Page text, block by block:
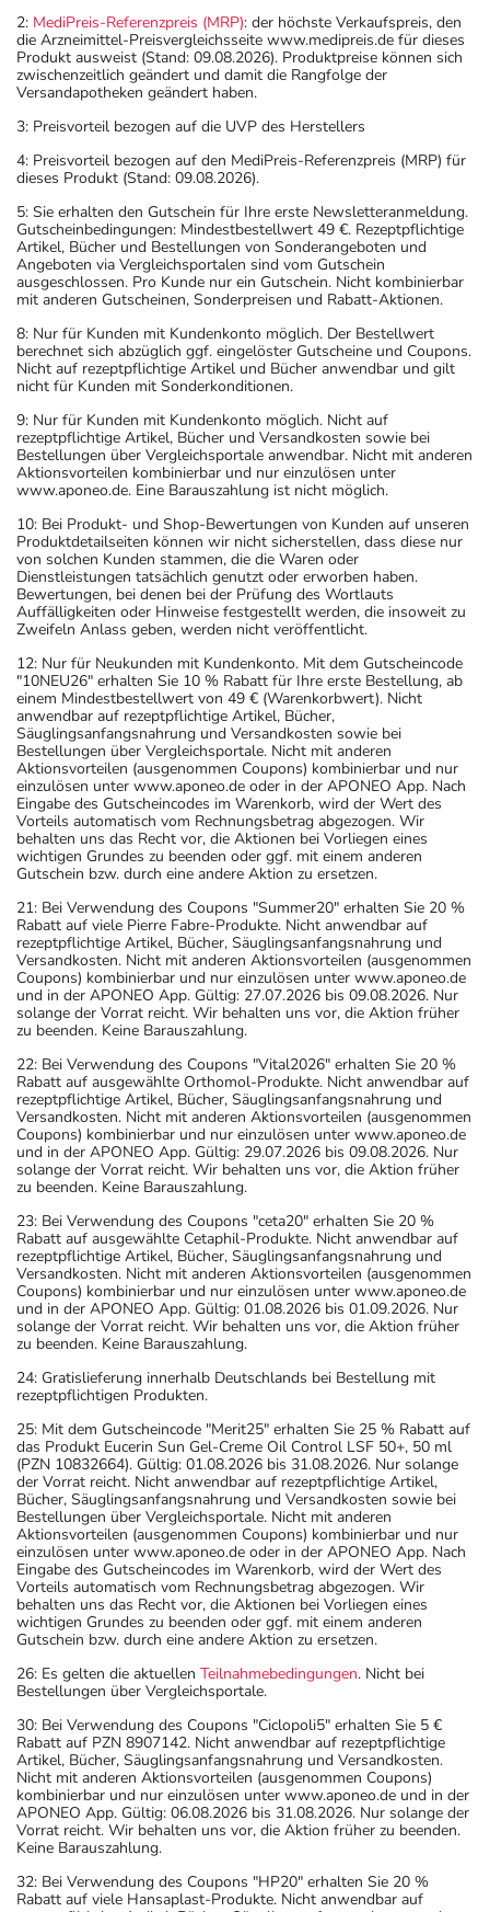
2: MediPreis-Referenzpreis (MRP): der höchste Verkaufspreis, den
die Arzneimittel-Preisvergleichsseite www.medipreis.de für dieses
Produkt ausweist (Stand: 09.08.2026). Produktpreise können sich
zwischenzeitlich geändert und damit die Rangfolge der
Versandapotheken geändert haben.
3: Preisvorteil bezogen auf die UVP des Herstellers
4: Preisvorteil bezogen auf den MediPreis-Referenzpreis (MRP) für
dieses Produkt (Stand: 09.08.2026).
5: Sie erhalten den Gutschein für Ihre erste Newsletteranmeldung.
Gutscheinbedingungen: Mindestbestellwert 49 €. Rezeptpflichtige
Artikel, Bücher und Bestellungen von Sonderangeboten und
Angeboten via Vergleichsportalen sind vom Gutschein
ausgeschlossen. Pro Kunde nur ein Gutschein. Nicht kombinierbar
mit anderen Gutscheinen, Sonderpreisen und Rabatt-Aktionen.
8: Nur für Kunden mit Kundenkonto möglich. Der Bestellwert
berechnet sich abzüglich ggf. eingelöster Gutscheine und Coupons.
Nicht auf rezeptpflichtige Artikel und Bücher anwendbar und gilt
nicht für Kunden mit Sonderkonditionen.
9: Nur für Kunden mit Kundenkonto möglich. Nicht auf
rezeptpflichtige Artikel, Bücher und Versandkosten sowie bei
Bestellungen über Vergleichsportale anwendbar. Nicht mit anderen
Aktionsvorteilen kombinierbar und nur einzulösen unter
www.aponeo.de. Eine Barauszahlung ist nicht möglich.
10: Bei Produkt- und Shop-Bewertungen von Kunden auf unseren
Produktdetailseiten können wir nicht sicherstellen, dass diese nur
von solchen Kunden stammen, die die Waren oder
Dienstleistungen tatsächlich genutzt oder erworben haben.
Bewertungen, bei denen bei der Prüfung des Wortlauts
Auffälligkeiten oder Hinweise festgestellt werden, die insoweit zu
Zweifeln Anlass geben, werden nicht veröffentlicht.
12: Nur für Neukunden mit Kundenkonto. Mit dem Gutscheincode
"10NEU26" erhalten Sie 10 % Rabatt für Ihre erste Bestellung, ab
einem Mindestbestellwert von 49 € (Warenkorbwert). Nicht
anwendbar auf rezeptpflichtige Artikel, Bücher,
Säuglingsanfangsnahrung und Versandkosten sowie bei
Bestellungen über Vergleichsportale. Nicht mit anderen
Aktionsvorteilen (ausgenommen Coupons) kombinierbar und nur
einzulösen unter www.aponeo.de oder in der APONEO App. Nach
Eingabe des Gutscheincodes im Warenkorb, wird der Wert des
Vorteils automatisch vom Rechnungsbetrag abgezogen. Wir
behalten uns das Recht vor, die Aktionen bei Vorliegen eines
wichtigen Grundes zu beenden oder ggf. mit einem anderen
Gutschein bzw. durch eine andere Aktion zu ersetzen.
21: Bei Verwendung des Coupons "Summer20" erhalten Sie 20 %
Rabatt auf viele Pierre Fabre-Produkte. Nicht anwendbar auf
rezeptpflichtige Artikel, Bücher, Säuglingsanfangsnahrung und
Versandkosten. Nicht mit anderen Aktionsvorteilen (ausgenommen
Coupons) kombinierbar und nur einzulösen unter www.aponeo.de
und in der APONEO App. Gültig: 27.07.2026 bis 09.08.2026. Nur
solange der Vorrat reicht. Wir behalten uns vor, die Aktion früher
zu beenden. Keine Barauszahlung.
22: Bei Verwendung des Coupons "Vital2026" erhalten Sie 20 %
Rabatt auf ausgewählte Orthomol-Produkte. Nicht anwendbar auf
rezeptpflichtige Artikel, Bücher, Säuglingsanfangsnahrung und
Versandkosten. Nicht mit anderen Aktionsvorteilen (ausgenommen
Coupons) kombinierbar und nur einzulösen unter www.aponeo.de
und in der APONEO App. Gültig: 29.07.2026 bis 09.08.2026. Nur
solange der Vorrat reicht. Wir behalten uns vor, die Aktion früher
zu beenden. Keine Barauszahlung.
23: Bei Verwendung des Coupons "ceta20" erhalten Sie 20 %
Rabatt auf ausgewählte Cetaphil-Produkte. Nicht anwendbar auf
rezeptpflichtige Artikel, Bücher, Säuglingsanfangsnahrung und
Versandkosten. Nicht mit anderen Aktionsvorteilen (ausgenommen
Coupons) kombinierbar und nur einzulösen unter www.aponeo.de
und in der APONEO App. Gültig: 01.08.2026 bis 01.09.2026. Nur
solange der Vorrat reicht. Wir behalten uns vor, die Aktion früher
zu beenden. Keine Barauszahlung.
24: Gratislieferung innerhalb Deutschlands bei Bestellung mit
rezeptpflichtigen Produkten.
25: Mit dem Gutscheincode "Merit25" erhalten Sie 25 % Rabatt auf
das Produkt Eucerin Sun Gel-Creme Oil Control LSF 50+, 50 ml
(PZN 10832664). Gültig: 01.08.2026 bis 31.08.2026. Nur solange
der Vorrat reicht. Nicht anwendbar auf rezeptpflichtige Artikel,
Bücher, Säuglingsanfangsnahrung und Versandkosten sowie bei
Bestellungen über Vergleichsportale. Nicht mit anderen
Aktionsvorteilen (ausgenommen Coupons) kombinierbar und nur
einzulösen unter www.aponeo.de oder in der APONEO App. Nach
Eingabe des Gutscheincodes im Warenkorb, wird der Wert des
Vorteils automatisch vom Rechnungsbetrag abgezogen. Wir
behalten uns das Recht vor, die Aktionen bei Vorliegen eines
wichtigen Grundes zu beenden oder ggf. mit einem anderen
Gutschein bzw. durch eine andere Aktion zu ersetzen.
26: Es gelten die aktuellen Teilnahmebedingungen. Nicht bei
Bestellungen über Vergleichsportale.
30: Bei Verwendung des Coupons "Ciclopoli5" erhalten Sie 5 €
Rabatt auf PZN 8907142. Nicht anwendbar auf rezeptpflichtige
Artikel, Bücher, Säuglingsanfangsnahrung und Versandkosten.
Nicht mit anderen Aktionsvorteilen (ausgenommen Coupons)
kombinierbar und nur einzulösen unter www.aponeo.de und in der
APONEO App. Gültig: 06.08.2026 bis 31.08.2026. Nur solange der
Vorrat reicht. Wir behalten uns vor, die Aktion früher zu beenden.
Keine Barauszahlung.
32: Bei Verwendung des Coupons "HP20" erhalten Sie 20 %
Rabatt auf viele Hansaplast-Produkte. Nicht anwendbar auf